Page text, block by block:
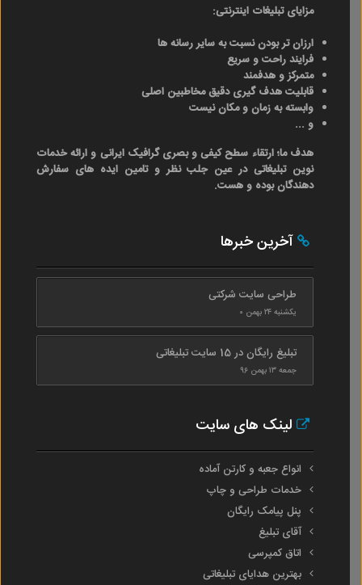
مزایای تبلیغات اینترنتی:
ارزان تر بودن نسبت به سایر رسانه ها
فرایند راحت و سریع
متمرکز و هدفمند
قابلیت هدف گیری دقیق مخاطبین اصلی
وابسته به زمان و مکان نیست
و ...
هدف ما؛ ارتقاء سطح کیفی و بصری گرافیک ایرانی و ارائه خدمات
نوین تبلیغاتی در عین جلب نظر و تامین ایده های سفارش
دهندگان بوده و هست.
آخرین خبرها
طراحی سایت شرکتی
یکشنبه ۲۴ بهمن ۰
تبلیغ رایگان در 15 سایت تبلیغاتی
جمعه ۱۳ بهمن ۹۶
لینک های سایت
انواع جعبه و کارتن آماده
خدمات طراحی و چاپ
پنل پیامک رایگان
آقای تبلیغ
اتاق کمپرسی
بهترین هدایای تبلیغاتی